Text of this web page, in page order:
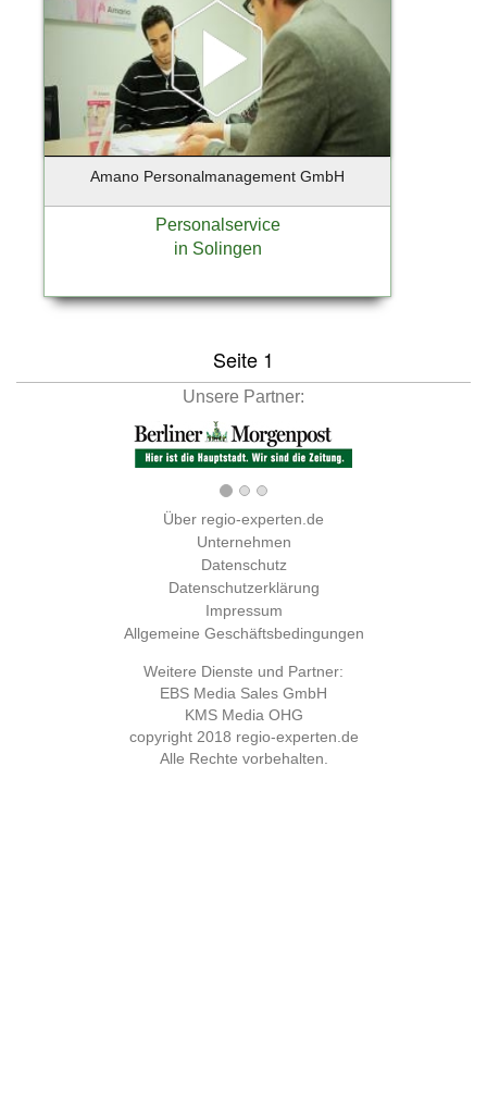
Amano Personalmanagement GmbH
Personalservice
in Solingen
Seite 1
Unsere Partner:
Über regio-experten.de
Unternehmen
Datenschutz
Datenschutzerklärung
Impressum
Allgemeine Geschäftsbedingungen
Weitere Dienste und Partner:
EBS Media Sales GmbH
KMS Media OHG
copyright 2018 regio-experten.de
Alle Rechte vorbehalten.